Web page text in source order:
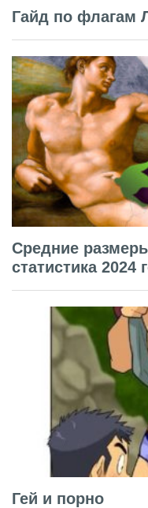
Гайд по флагам
Средние
статистика 2024
Гей и порно